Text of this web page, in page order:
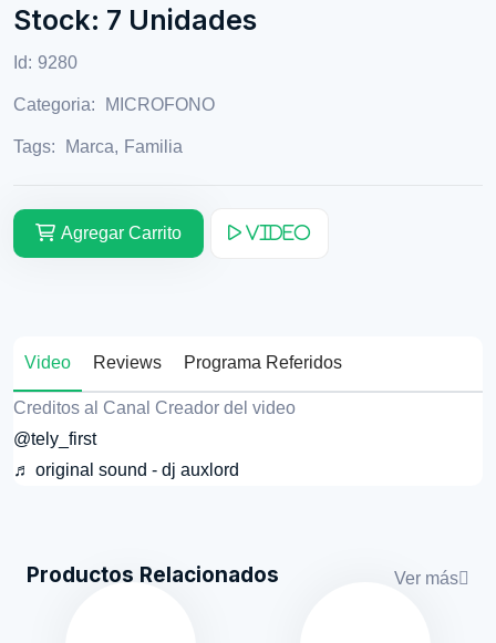
Stock: 7 Unidades
Id: 9280
Categoria: MICROFONO
Tags: Marca, Familia
Agregar Carrito Video
Video Reviews Programa Referidos
Creditos al Canal Creador del video
@tely_first
♬ original sound - dj auxlord
Productos Relacionados Ver más